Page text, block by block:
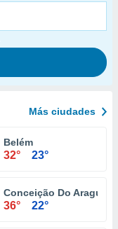
Más ciudades
Belém
32° 23°
Conceição Do Araguaia
36° 22°